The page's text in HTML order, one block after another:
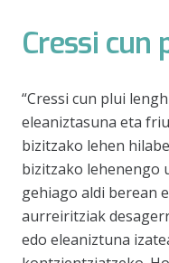
Cressi cun
“Cressi cun plui
eleaniztasuna eta
bizitzako lehen
bizitzako lehenengo
gehiago aldi berean
aurreiritziak
edo eleaniztuna